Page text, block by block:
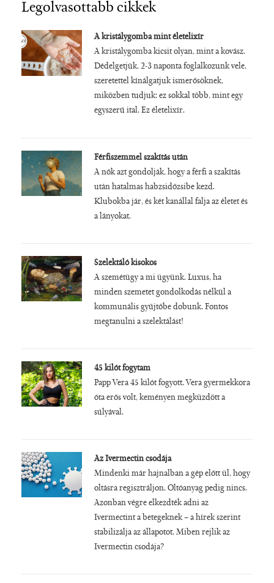
Legolvasottabb cikkek
A kristálygomba mint életelixír
A kristálygomba kicsit olyan, mint a kovász.
Dédelgetjük, 2-3 naponta foglalkozunk vele,
szeretettel kínálgatjuk ismerősöknek,
miközben tudjuk: ez sokkal több, mint egy
egyszerű ital. Ez életelixír.
Férfiszemmel szakítás után
A nők azt gondolják, hogy a férfi a szakítás
után hatalmas habzsidőzsibe kezd.
Klubokba jár, és két kanállal falja az életet és
a lányokat.
Szelektáló kisokos
A szemétügy a mi ügyünk. Luxus, ha
minden szemetet gondolkodás nélkül a
kommunális gyűjtőbe dobunk. Fontos
megtanulni a szelektálást!
45 kilót fogytam
Papp Vera 45 kilót fogyott. Vera gyermekkora
óta erős volt, keményen megküzdött a
súlyával.
Az Ivermectin csodája
Mindenki már hajnalban a gép előtt ül, hogy
oltásra regisztráljon. Oltóanyag pedig nincs.
Azonban végre elkezdték adni az
Ivermectint a betegeknek – a hírek szerint
stabilizálja az állapotot. Miben rejlik az
Ivermectin csodája?